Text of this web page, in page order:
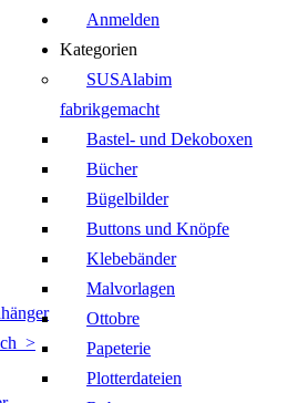
>
Anmelden
Kategorien
SUSAlabim
fabrikgemacht
Bastel- und Dekoboxen
Bücher
Bügelbilder
Buttons und Knöpfe
Klebebänder
Malvorlagen
Ottobre
Papeterie
Plotterdateien